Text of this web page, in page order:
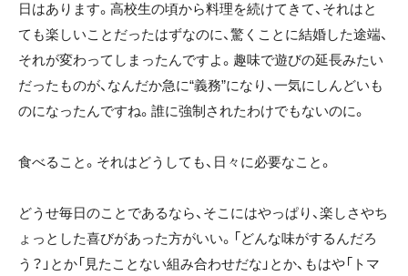
日はあります。高校生の頃から料理を続けてきて、それはと
ても楽しいことだったはずなのに、驚くことに結婚した途端、
それが変わってしまったんですよ。趣味で遊びの延長みたい
だったものが、なんだか急に“義務”になり、一気にしんどいも
のになったんですね。誰に強制されたわけでもないのに。
食べること。それはどうしても、日々に必要なこと。
どうせ毎日のことであるなら、そこにはやっぱり、楽しさやち
ょっとした喜びがあった方がいい。「どんな味がするんだろ
う？」とか「見たことない組み合わせだな」とか、もはや「トマ